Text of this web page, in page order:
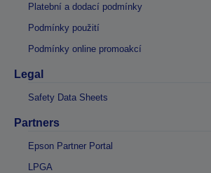
Platební a dodací podmínky
Podmínky použití
Podmínky online promoakcí
Legal
Safety Data Sheets
Partners
Epson Partner Portal
LPGA